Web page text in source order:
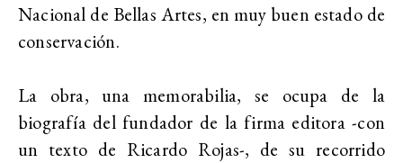
Nacional de Bellas Artes, en muy buen estado de
conservación.
La obra, una memorabilia, se ocupa de la
biografía del fundador de la firma editora -con
un texto de Ricardo Rojas-, de su recorrido